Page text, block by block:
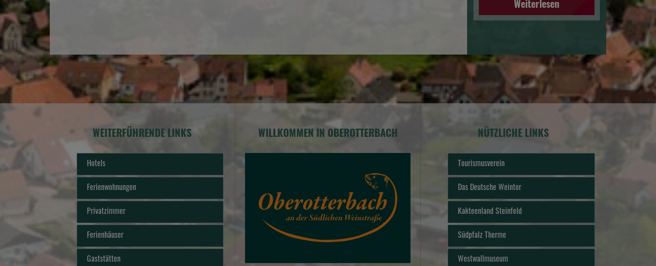
Weiterlesen
WEITERFÜHRENDE LINKS
Hotels
Ferienwohnungen
Privatzimmer
Ferienhäuser
Gaststätten
WILLKOMMEN IN OBEROTTERBACH NÜTZLICHE LINKS
Tourismusverein
Das Deutsche Weintor
Kakteenland Steinfeld
Südpfalz Therme
Westwallmuseum